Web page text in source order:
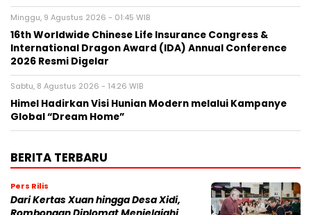
Minggu, 9 Agustus 2026 - 01:45 WIB
16th Worldwide Chinese Life Insurance Congress &
International Dragon Award (IDA) Annual Conference
2026 Resmi Digelar
Sabtu, 8 Agustus 2026 - 14:26 WIB
Himel Hadirkan Visi Hunian Modern melalui Kampanye
Global “Dream Home”
BERITA TERBARU
Pers Rilis
Dari Kertas Xuan hingga Desa Xidi,